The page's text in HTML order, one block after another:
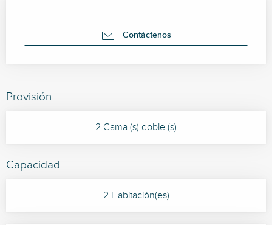
Contáctenos
Provisión
2 Cama (s) doble (s)
Capacidad
2 Habitación(es)